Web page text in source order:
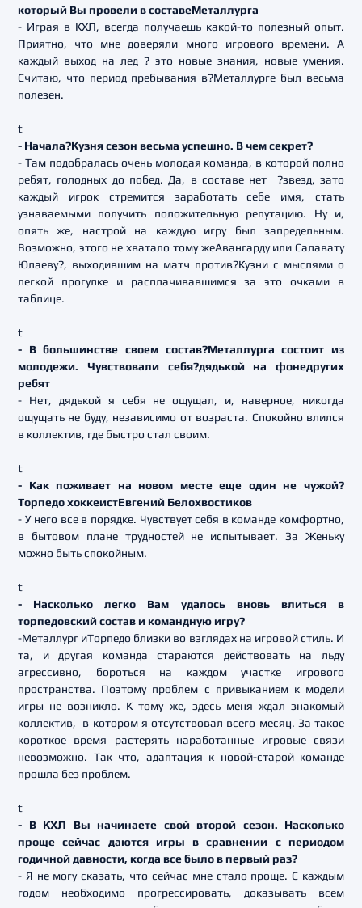
который Вы провели в составеМеталлурга
- Играя в КХЛ, всегда получаешь какой-то полезный опыт.
Приятно, что мне доверяли много игрового времени. А
каждый выход на лед ? это новые знания, новые умения.
Считаю, что период пребывания в?Металлурге был весьма
полезен.
t
- Начала?Кузня сезон весьма успешно. В чем секрет?
- Там подобралась очень молодая команда, в которой полно
ребят, голодных до побед. Да, в составе нет ?звезд, зато
каждый игрок стремится заработать себе имя, стать
узнаваемыми получить положительную репутацию. Ну и,
опять же, настрой на каждую игру был запредельным.
Возможно, этого не хватало тому жеАвангарду или Салавату
Юлаеву?, выходившим на матч против?Кузни с мыслями о
легкой прогулке и расплачивавшимся за это очками в
таблице.
t
- В большинстве своем состав?Металлурга состоит из
молодежи. Чувствовали себя?дядькой на фонедругих
ребят
- Нет, дядькой я себя не ощущал, и, наверное, никогда
ощущать не буду, независимо от возраста. Спокойно влился
в коллектив, где быстро стал своим.
t
- Как поживает на новом месте еще один не чужой?
Торпедо хоккеистЕвгений Белохвостиков
- У него все в порядке. Чувствует себя в команде комфортно,
в бытовом плане трудностей не испытывает. За Женьку
можно быть спокойным.
t
- Насколько легко Вам удалось вновь влиться в
торпедовский состав и командную игру?
-Металлург иТорпедо близки во взглядах на игровой стиль. И
та, и другая команда стараются действовать на льду
агрессивно, бороться на каждом участке игрового
пространства. Поэтому проблем с привыканием к модели
игры не возникло. К тому же, здесь меня ждал знакомый
коллектив, в котором я отсутствовал всего месяц. За такое
короткое время растерять наработанные игровые связи
невозможно. Так что, адаптация к новой-старой команде
прошла без проблем.
t
- В КХЛ Вы начинаете свой второй сезон. Насколько
проще сейчас даются игры в сравнении с периодом
годичной давности, когда все было в первый раз?
- Я не могу сказать, что сейчас мне стало проще. С каждым
годом необходимо прогрессировать, доказывать всем